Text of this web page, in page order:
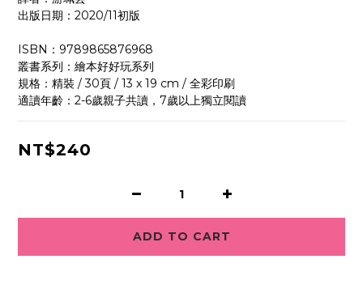
出版日期：2020/11初版
ISBN：9789865876968
叢書系列：繪本好好玩系列
規格：精裝 / 30頁 / 13 x 19 cm / 全彩印刷
適讀年齡：2-6歲親子共讀，7歲以上獨立閱讀
NT$240
ADD TO CART